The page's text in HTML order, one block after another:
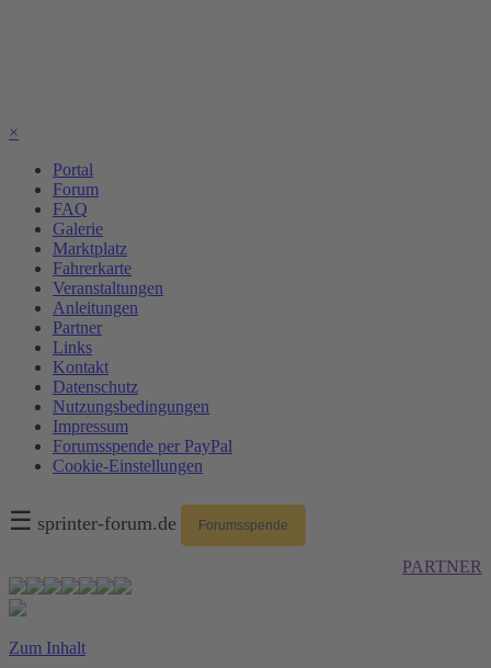
×
Portal
Forum
FAQ
Galerie
Marktplatz
Fahrerkarte
Veranstaltungen
Anleitungen
Partner
Links
Kontakt
Datenschutz
Nutzungsbedingungen
Impressum
Forumsspende per PayPal
Cookie-Einstellungen
☰ sprinter-forum.de Forumsspende
PARTNER
Zum Inhalt